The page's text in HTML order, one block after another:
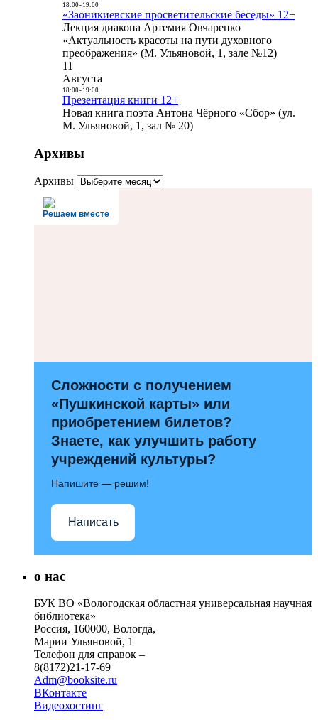
18:00- 19:00
«Заоникиевские просветительские беседы» 12+
Лекция диакона Артемия Овчаренко
«Актуальность красоты на пути духовного
преображения» (М. Ульяновой, 1, зале №12)
11
Августа
18:00- 19:00
Презентация книги 12+
Новая книга поэта Антона Чёрного «Сбор» (ул.
М. Ульяновой, 1, зал № 20)
Архивы
Архивы
Решаем вместе
Сложности с получением
«Пушкинской карты» или
приобретением билетов?
Знаете, как улучшить работу
учреждений культуры?
Напишите — решим!
Написать
о нас
БУК ВО «Вологодская областная универсальная научная
библиотека»
Россия, 160000, Вологда,
Марии Ульяновой, 1
Телефон для справок –
8(8172)21-17-69
Adm@booksite.ru
ВКонтакте
Видеохостинг